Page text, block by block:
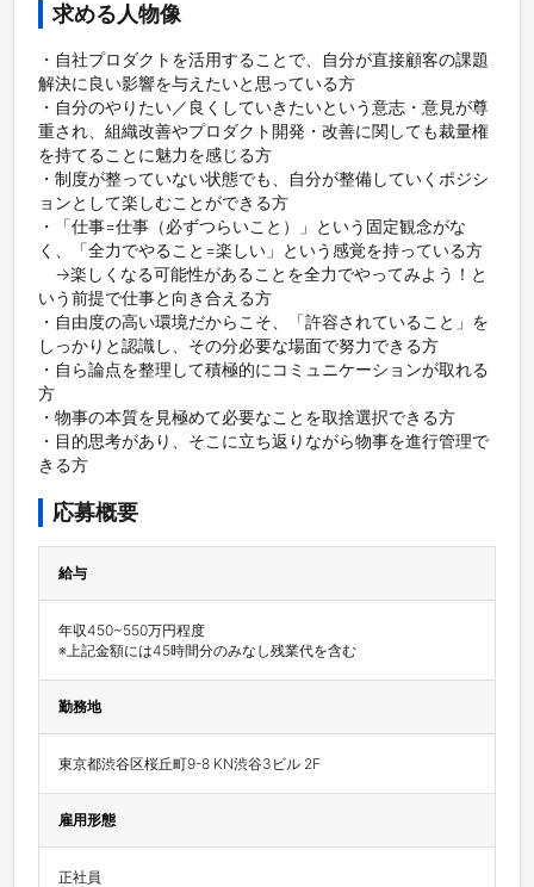
求める人物像
・自社プロダクトを活用することで、自分が直接顧客の課題
解決に良い影響を与えたいと思っている方
・自分のやりたい／良くしていきたいという意志・意見が尊
重され、組織改善やプロダクト開発・改善に関しても裁量権
を持てることに魅力を感じる方
・制度が整っていない状態でも、自分が整備していくポジシ
ョンとして楽しむことができる方
・「仕事=仕事（必ずつらいこと）」という固定観念がな
く、「全力でやること=楽しい」という感覚を持っている方
→楽しくなる可能性があることを全力でやってみよう！と
いう前提で仕事と向き合える方
・自由度の高い環境だからこそ、「許容されていること」を
しっかりと認識し、その分必要な場面で努力できる方
・自ら論点を整理して積極的にコミュニケーションが取れる
方
・物事の本質を見極めて必要なことを取捨選択できる方
・目的思考があり、そこに立ち返りながら物事を進行管理で
きる方
応募概要
給与
年収450~550万円程度
※上記金額には45時間分のみなし残業代を含む
勤務地
東京都渋谷区桜丘町9-8 KN渋谷3ビル 2F
雇用形態
正社員